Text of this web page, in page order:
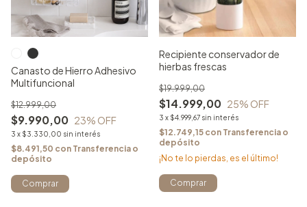
Canasto de Hierro Adhesivo
Multifuncional
$9.990,00
$12.999,00
23% OFF
3 x $3.330,00 sin interés
$8.491,50 con Transferencia o
depósito
Comprar
Recipiente conservador de
hierbas frescas
$14.999,00
$19.999,00
25% OFF
3 x $4.999,67 sin interés
$12.749,15 con Transferencia o
depósito
¡No te lo pierdas, es el último!